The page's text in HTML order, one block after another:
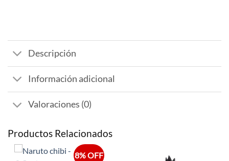
Descripción
Información adicional
Valoraciones (0)
Productos Relacionados
8% OFF